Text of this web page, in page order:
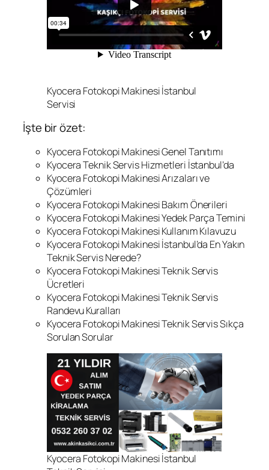
Kyocera Fotokopi Makinesi İstanbul
Servisi
İşte bir özet:
Kyocera Fotokopi Makinesi Genel Tanıtımı
Kyocera Teknik Servis Hizmetleri İstanbul’da
Kyocera Fotokopi Makinesi Arızaları ve
Çözümleri
Kyocera Fotokopi Makinesi Bakım Önerileri
Kyocera Fotokopi Makinesi Yedek Parça Temini
Kyocera Fotokopi Makinesi Kullanım Kılavuzu
Kyocera Fotokopi Makinesi İstanbul’da En Yakın
Teknik Servis Nerede?
Kyocera Fotokopi Makinesi Teknik Servis
Ücretleri
Kyocera Fotokopi Makinesi Teknik Servis
Randevu Kuralları
Kyocera Fotokopi Makinesi Teknik Servis Sıkça
Sorulan Sorular
Kyocera Fotokopi Makinesi İstanbul